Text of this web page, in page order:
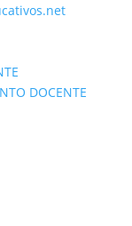
DOCENTE